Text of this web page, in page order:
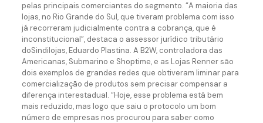
pelas principais comerciantes do segmento. “A maioria das
lojas, no Rio Grande do Sul, que tiveram problema com isso
já recorreram judicialmente contra a cobrança, que é
inconstitucional”, destaca o assessor jurídico tributário
doSindilojas, Eduardo Plastina. A B2W, controladora das
Americanas, Submarino e Shoptime, e as Lojas Renner são
dois exemplos de grandes redes que obtiveram liminar para
comercialização de produtos sem precisar compensar a
diferença interestadual. “Hoje, esse problema está bem
mais reduzido, mas logo que saiu o protocolo um bom
número de empresas nos procurou para saber como